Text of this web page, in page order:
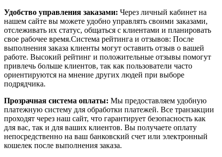
Удобство управления заказами: Через личный кабинет на
нашем сайте вы можете удобно управлять своими заказами,
отслеживать их статус, общаться с клиентами и планировать
свое рабочее время.Система рейтинга и отзывов: После
выполнения заказа клиенты могут оставить отзыв о вашей
работе. Высокий рейтинг и положительные отзывы помогут
привлечь больше клиентов, так как пользователи часто
ориентируются на мнение других людей при выборе
подрядчика.
Прозрачная система оплаты: Мы предоставляем удобную
платежную систему для обработки платежей. Все транзакции
проходят через наш сайт, что гарантирует безопасность как
для вас, так и для ваших клиентов. Вы получаете оплату
непосредственно на ваш банковский счет или электронный
кошелек после выполнения заказа.